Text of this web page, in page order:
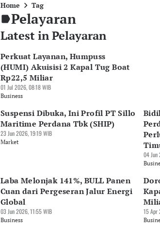
Home Tag
Pelayaran
Latest in Pelayaran
Perkuat Layanan, Humpuss
(HUMI) Akuisisi 2 Kapal Tug Boat
Rp22,5 Miliar
01 Jul 2026, 08:18 WIB
Business
Suspensi Dibuka, Ini Profil PT Sillo
Maritime Perdana Tbk (SHIP)
23 Jun 2026, 19:19 WIB
Market
04 Jun
Laba Melonjak 141%, BULL Panen
Cuan dari Pergeseran Jalur Energi
Global
03 Jun 2026, 11:55 WIB
Business
15 Apr